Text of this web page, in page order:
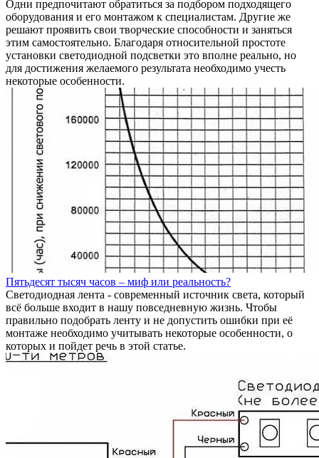
Одни предпочитают обратиться за подбором подходящего
оборудования и его монтажом к специалистам. Другие же
решают проявить свои творческие способности и заняться
этим самостоятельно. Благодаря относительной простоте
установки светодиодной подсветки это вполне реально, но
для достижения желаемого результата необходимо учесть
некоторые особенности.
Пятьдесят тысяч часов – миф или реальность?
Светодиодная лента - современный источник света, который
всё больше входит в нашу повседневную жизнь. Чтобы
правильно подобрать ленту и не допустить ошибки при её
монтаже необходимо учитывать некоторые особенности, о
которых и пойдет речь в этой статье.